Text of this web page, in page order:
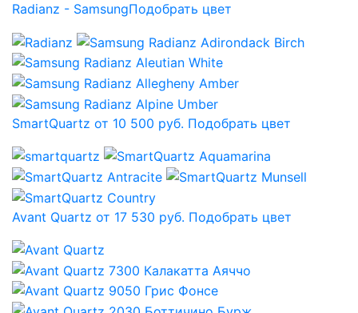
Radianz - SamsungПодобрать цвет
SmartQuartz от 10 500 руб. Подобрать цвет
Avant Quartz от 17 530 руб. Подобрать цвет